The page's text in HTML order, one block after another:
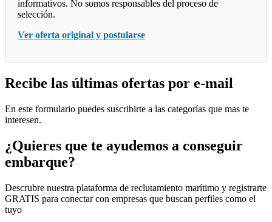
informativos. No somos responsables del proceso de
selección.
Ver oferta original y postularse
Recibe las últimas ofertas por e-mail
En este formulario puedes suscribirte a las categorías que mas te
interesen.
¿Quieres que te ayudemos a conseguir
embarque?
Descrubre nuestra plataforma de reclutamiento marítimo y registrarte
GRATIS para conectar con empresas que buscan perfiles como el
tuyo